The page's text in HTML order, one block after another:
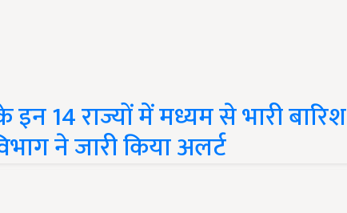
14 राज्यों में मध्यम से भारी बारिश
ने जारी किया अलर्ट